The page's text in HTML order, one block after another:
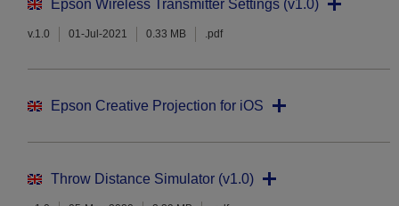
Epson Wireless Transmitter Settings (v1.0)
v.1.0 01-Jul-2021 0.33 MB .pdf
Epson Creative Projection for iOS
Throw Distance Simulator (v1.0)